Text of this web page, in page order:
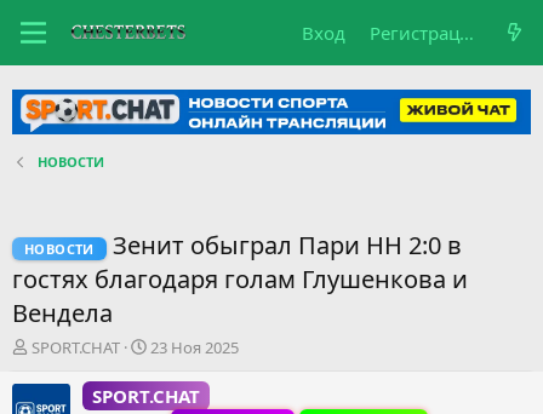
Вход Регистрация
НОВОСТИ
НОВОСТИ
Зенит обыграл Пари НН 2:0 в
гостях благодаря голам Глушенкова и
Вендела
А
т
SPORT.CHAT
Д
т
23 Ноя 2025
SPORT.CHAT